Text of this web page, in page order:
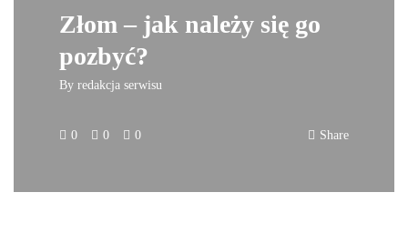
Złom – jak należy się go
pozbyć?
By redakcja serwisu
0 0 0 Share